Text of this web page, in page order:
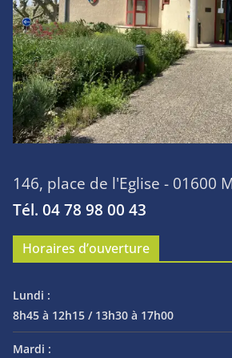
146, place de l'Eglise - 01600
Tél. 04 78 98 00 43
Horaires d’ouverture
Lundi :
8h45 à 12h15 / 13h30 à 17h00
Mardi :